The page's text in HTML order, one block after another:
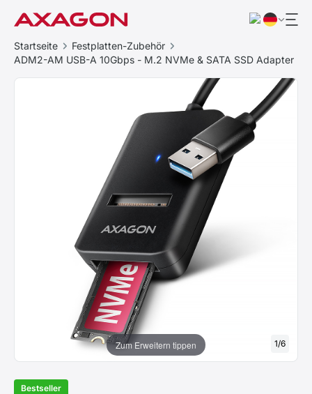
Startseite
Festplatten-Zubehör
ADM2-AM USB-A 10Gbps - M.2 NVMe & SATA SSD Adapter
Zum Erweitern tippen 1/6
Bestseller